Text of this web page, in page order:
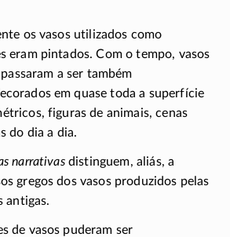
os vasos utilizados como
eram pintados. Com o tempo, vasos
a ser também
em quase toda a superfície
figuras de animais, cenas
do dia a dia.
narrativasdistinguem, aliás, a
gregos dos vasos produzidos pelas
antigas.
de vasos puderam ser